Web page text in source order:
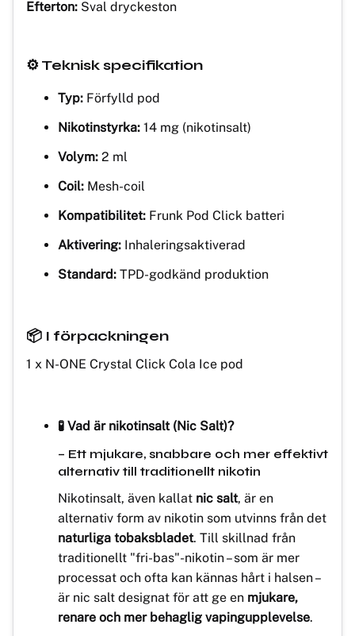
Efterton: Sval dryckeston
⚙️ Teknisk specifikation
Typ: Förfylld pod
Nikotinstyrka: 14 mg (nikotinsalt)
Volym: 2 ml
Coil: Mesh-coil
Kompatibilitet: Frunk Pod Click batteri
Aktivering: Inhaleringsaktiverad
Standard: TPD-godkänd produktion
📦 I förpackningen
1 x N-ONE Crystal Click Cola Ice pod
🧪 Vad är nikotinsalt (Nic Salt)?
– Ett mjukare, snabbare och mer effektivt
alternativ till traditionellt nikotin
Nikotinsalt, även kallat nic salt, är en
alternativ form av nikotin som utvinns från det
naturliga tobaksbladet. Till skillnad från
traditionellt "fri-bas"-nikotin – som är mer
processat och ofta kan kännas hårt i halsen –
är nic salt designat för att ge en mjukare,
renare och mer behaglig vapingupplevelse.